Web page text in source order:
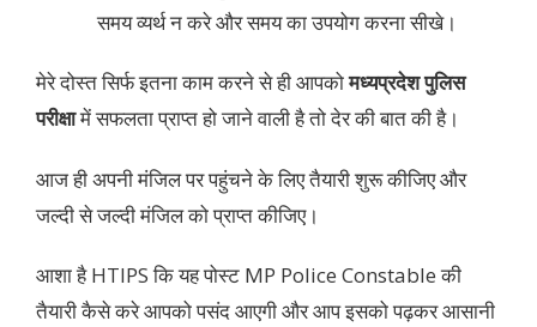
समय व्यर्थ न करे और समय का उपयोग करना सीखे।
मेरे दोस्त सिर्फ इतना काम करने से ही आपकोमध्यप्रदेश पुलिस
परीक्षामें सफलता प्राप्त हो जाने वाली है तो देर की बात की है।
आज ही अपनी मंजिल पर पहुंचने के लिए तैयारी शुरू कीजिए और
जल्दी से जल्दी मंजिल को प्राप्त कीजिए।
आशा है HTIPS कि यह पोस्ट MP Police Constable की
तैयारी कैसे करे आपको पसंद आएगी और आप इसको पढ़कर आसानी